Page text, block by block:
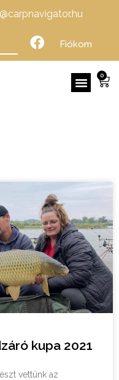
Fiókom
0
kupa 2021
vettünk az